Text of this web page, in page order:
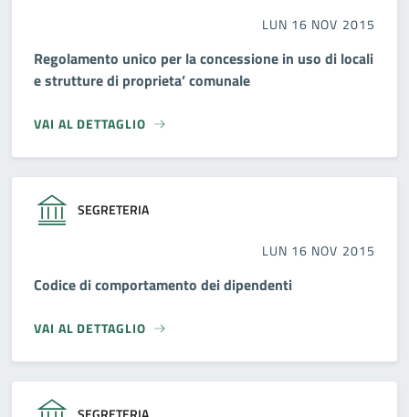
LUN 16 NOV 2015
Regolamento unico per la concessione in uso di locali
e strutture di proprieta’ comunale
VAI AL DETTAGLIO
SEGRETERIA
LUN 16 NOV 2015
Codice di comportamento dei dipendenti
VAI AL DETTAGLIO